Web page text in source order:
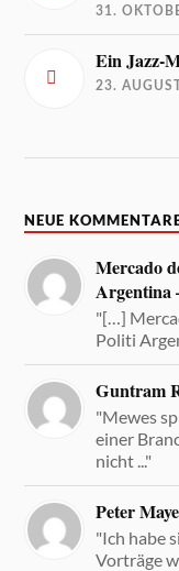
31.
Ein Jazz-
23.
NEUE
Mercado
Argentina
"[…]
Politi
Guntram
"Mewes
einer
nicht ..."
Peter
"Ich habe
Vorträge